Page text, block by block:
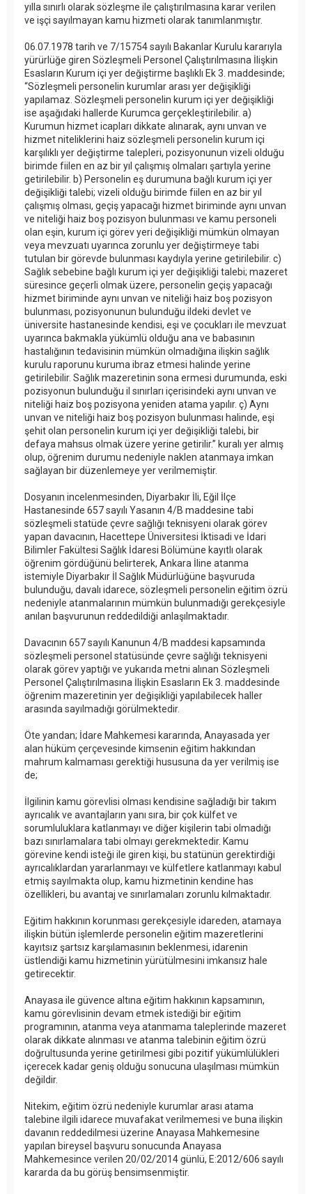
yılla sınırlı olarak sözleşme ile çalıştırılmasına karar verilen
ve işçi sayılmayan kamu hizmeti olarak tanımlanmıştır.
06.07.1978 tarih ve 7/15754 sayılı Bakanlar Kurulu kararıyla
yürürlüğe giren Sözleşmeli Personel Çalıştırılmasına İlişkin
Esasların Kurum içi yer değiştirme başlıklı Ek 3. maddesinde;
“Sözleşmeli personelin kurumlar arası yer değişikliği
yapılamaz. Sözleşmeli personelin kurum içi yer değişikliği
ise aşağıdaki hallerde Kurumca gerçekleştirilebilir. a)
Kurumun hizmet icapları dikkate alınarak, aynı unvan ve
hizmet niteliklerini haiz sözleşmeli personelin kurum içi
karşılıklı yer değiştirme talepleri, pozisyonunun vizeli olduğu
birimde fiilen en az bir yıl çalışmış olmaları şartıyla yerine
getirilebilir. b) Personelin eş durumuna bağlı kurum içi yer
değişikliği talebi; vizeli olduğu birimde fiilen en az bir yıl
çalışmış olması, geçiş yapacağı hizmet biriminde aynı unvan
ve niteliği haiz boş pozisyon bulunması ve kamu personeli
olan eşin, kurum içi görev yeri değişikliği mümkün olmayan
veya mevzuatı uyarınca zorunlu yer değiştirmeye tabi
tutulan bir görevde bulunması kaydıyla yerine getirilebilir. c)
Sağlık sebebine bağlı kurum içi yer değişikliği talebi; mazeret
süresince geçerli olmak üzere, personelin geçiş yapacağı
hizmet biriminde aynı unvan ve niteliği haiz boş pozisyon
bulunması, pozisyonunun bulunduğu ildeki devlet ve
üniversite hastanesinde kendisi, eşi ve çocukları ile mevzuat
uyarınca bakmakla yükümlü olduğu ana ve babasının
hastalığının tedavisinin mümkün olmadığına ilişkin sağlık
kurulu raporunu kuruma ibraz etmesi halinde yerine
getirilebilir. Sağlık mazeretinin sona ermesi durumunda, eski
pozisyonun bulunduğu il sınırları içerisindeki aynı unvan ve
niteliği haiz boş pozisyona yeniden atama yapılır. ç) Aynı
unvan ve niteliği haiz boş pozisyon bulunması halinde, eşi
şehit olan personelin kurum içi yer değişikliği talebi, bir
defaya mahsus olmak üzere yerine getirilir.” kuralı yer almış
olup, öğrenim durumu nedeniyle naklen atanmaya imkan
sağlayan bir düzenlemeye yer verilmemiştir.
Dosyanın incelenmesinden, Diyarbakır İli, Eğil İlçe
Hastanesinde 657 sayılı Yasanın 4/B maddesine tabi
sözleşmeli statüde çevre sağlığı teknisyeni olarak görev
yapan davacının, Hacettepe Üniversitesi İktisadi ve İdari
Bilimler Fakültesi Sağlık İdaresi Bölümüne kayıtlı olarak
öğrenim gördüğünü belirterek, Ankara İline atanma
istemiyle Diyarbakır İl Sağlık Müdürlüğüne başvuruda
bulunduğu, davalı idarece, sözleşmeli personelin eğitim özrü
nedeniyle atanmalarının mümkün bulunmadığı gerekçesiyle
anılan başvurunun reddedildiği anlaşılmaktadır.
Davacının 657 sayılı Kanunun 4/B maddesi kapsamında
sözleşmeli personel statüsünde çevre sağlığı teknisyeni
olarak görev yaptığı ve yukarıda metni alınan Sözleşmeli
Personel Çalıştırılmasına İlişkin Esasların Ek 3. maddesinde
öğrenim mazeretinin yer değişikliği yapılabilecek haller
arasında sayılmadığı görülmektedir.
Öte yandan; İdare Mahkemesi kararında, Anayasada yer
alan hüküm çerçevesinde kimsenin eğitim hakkından
mahrum kalmaması gerektiği hususuna da yer verilmiş ise
de;
İlgilinin kamu görevlisi olması kendisine sağladığı bir takım
ayrıcalık ve avantajların yanı sıra, bir çok külfet ve
sorumluluklara katlanmayı ve diğer kişilerin tabi olmadığı
bazı sınırlamalara tabi olmayı gerekmektedir. Kamu
görevine kendi isteği ile giren kişi, bu statünün gerektirdiği
ayrıcalıklardan yararlanmayı ve külfetlere katlanmayı kabul
etmiş sayılmakta olup, kamu hizmetinin kendine has
özellikleri, bu avantaj ve sınırlamaları zorunlu kılmaktadır.
Eğitim hakkının korunması gerekçesiyle idareden, atamaya
ilişkin bütün işlemlerde personelin eğitim mazeretlerini
kayıtsız şartsız karşılamasının beklenmesi, idarenin
üstlendiği kamu hizmetinin yürütülmesini imkansız hale
getirecektir.
Anayasa ile güvence altına eğitim hakkının kapsamının,
kamu görevlisinin devam etmek istediği bir eğitim
programının, atanma veya atanmama taleplerinde mazeret
olarak dikkate alınması ve atanma talebinin eğitim özrü
doğrultusunda yerine getirilmesi gibi pozitif yükümlülükleri
içerecek kadar geniş olduğu sonucuna ulaşılması mümkün
değildir.
Nitekim, eğitim özrü nedeniyle kurumlar arası atama
talebine ilgili idarece muvafakat verilmemesi ve buna ilişkin
davanın reddedilmesi üzerine Anayasa Mahkemesine
yapılan bireysel başvuru sonucunda Anayasa
Mahkemesince verilen 20/02/2014 günlü, E:2012/606 sayılı
kararda da bu görüş bensimsenmiştir.